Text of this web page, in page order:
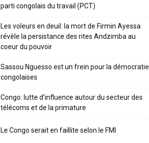
parti congolais du travail (PCT)
Les voleurs en deuil: la mort de Firmin Ayessa
révèle la persistance des rites Andzimba au
coeur du pouvoir
Sassou Nguesso est un frein pour la démocratie
congolaises
Congo: lutte d’influence autour du secteur des
télécoms et de la primature
Le Congo serait en faillite selon le FMI